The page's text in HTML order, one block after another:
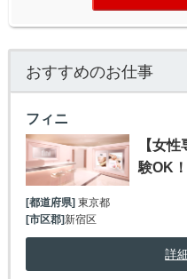
おすすめのお仕事
フィニ
【女
験OK
[都道府県] 東京都
[市区郡]新宿区
詳